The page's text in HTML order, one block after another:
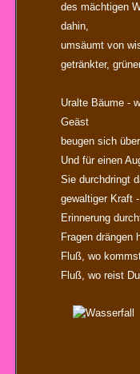
des mächtigen
dahin,
umsäumt von
getränkter,
Uralte Bäume -
Geäst
beugen sich
Und für einen
Sie durchdringt
gewaltiger Kraft -
Erinnerung
Fragen drängen
Fluß, wo
Fluß, wo reist